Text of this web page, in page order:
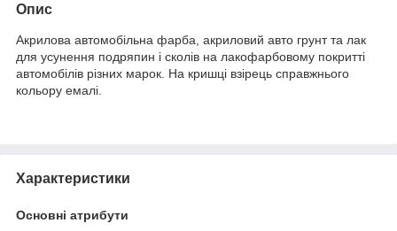
Опис
Акрилова автомобільна фарба, акриловий авто грунт та лак
для усунення подряпин і сколів на лакофарбовому покритті
автомобілів різних марок. На кришці взірець справжнього
кольору емалі.
Характеристики
Основні атрибути